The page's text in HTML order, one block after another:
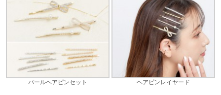
パールヘアピンセット ヘアピンレイヤード